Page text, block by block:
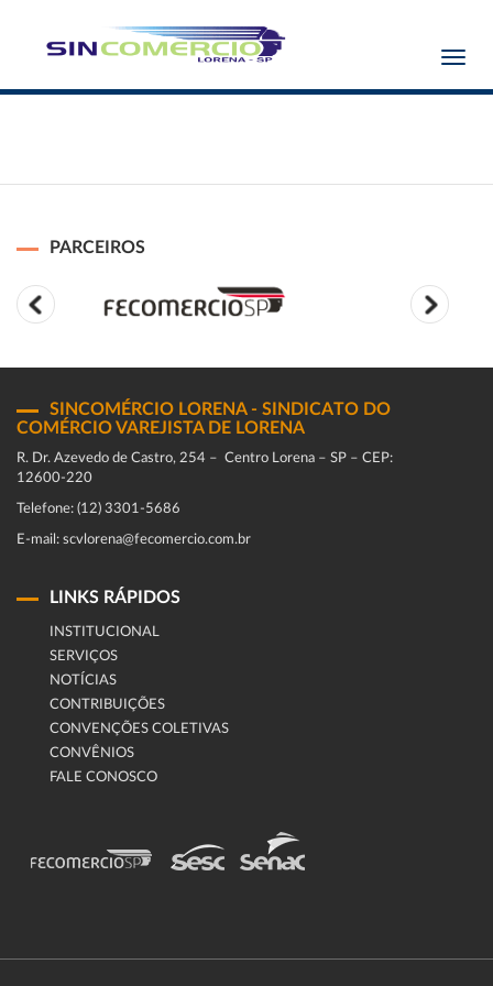
PARCEIROS
SINCOMÉRCIO LORENA - SINDICATO DO
COMÉRCIO VAREJISTA DE LORENA
R. Dr. Azevedo de Castro, 254 – Centro Lorena – SP – CEP:
12600-220
Telefone: (12) 3301-5686
E-mail: scvlorena@fecomercio.com.br
LINKS RÁPIDOS
INSTITUCIONAL
SERVIÇOS
NOTÍCIAS
CONTRIBUIÇÕES
CONVENÇÕES COLETIVAS
CONVÊNIOS
FALE CONOSCO